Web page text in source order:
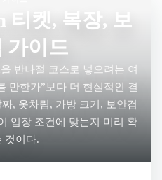
티켓, 복장, 보
가이드
반나절 코스로 넣으려는 여
만한가”보다 더 현실적인 결
, 옷차림, 가방 크기, 보안검
입장 조건에 맞는지 미리 확
것이다.